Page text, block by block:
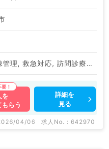
一般外来, 病棟管理, 救急対応, 訪問診療（居宅）, 訪問診療（施設）, その他
を
らう
詳細を
見る
04/06 求人No. : 642970